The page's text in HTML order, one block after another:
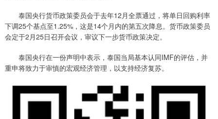
泰国央行货币政策委员会于去年12月全票通过，将单日回购利率
下调25个基点至1.25%，这是14个月内的第五次降息。货币政策委员
会定于2月25日召开会议，审议下一步货币政策决定。
泰国央行在一份声明中表示，泰国当局基本认同IMF的评估，并
重申将致力于审慎的宏观经济管理，以支持经济复苏。